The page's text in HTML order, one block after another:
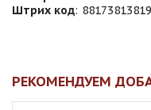
Штрих код:
РЕКОМЕНДУЕМ